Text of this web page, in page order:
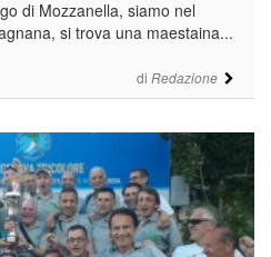
di Redazione
di Mozzanella, siamo nel
si trova una maestaina...